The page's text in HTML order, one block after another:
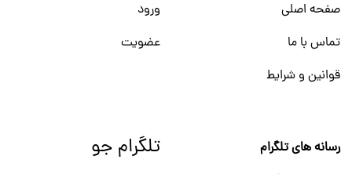
صفحه اصلی
تماس با ما
قوانین و شرایط
ورود
عضویت
رسانه های تلگرام
تلگرام جو